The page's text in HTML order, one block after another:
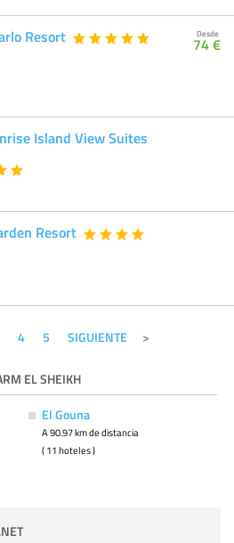
Resort Desde
74 €
Island View Suites
Resort
4 5 SIGUIENTE
EL SHEIKH
El Gouna
A 90.97 km de distancia
( 11 hoteles )